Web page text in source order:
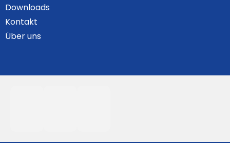
Downloads
Kontakt
Über uns